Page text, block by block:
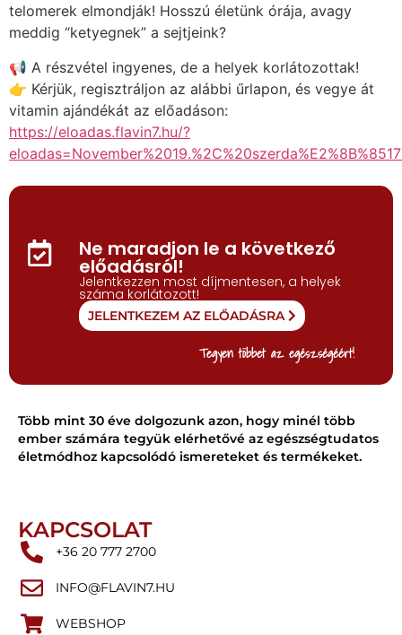
telomerek elmondják! Hosszú életünk órája, avagy
meddig “ketyegnek” a sejtjeink?
📢 A részvétel ingyenes, de a helyek korlátozottak!
👉 Kérjük, regisztráljon az alábbi űrlapon, és vegye át
vitamin ajándékát az előadáson:
https://eloadas.flavin7.hu/?
Tegyen többet az egészségéért!
Ne maradjon le a következő
előadásról!
Jelentkezzen most díjmentesen, a helyek
száma korlátozott!
JELENTKEZEM AZ ELŐADÁSRA
Több mint 30 éve dolgozunk azon, hogy minél több
ember számára tegyük elérhetővé az egészségtudatos
életmódhoz kapcsolódó ismereteket és termékeket.
KAPCSOLAT
+36 20 777 2700
INFO@FLAVIN7.HU
WEBSHOP